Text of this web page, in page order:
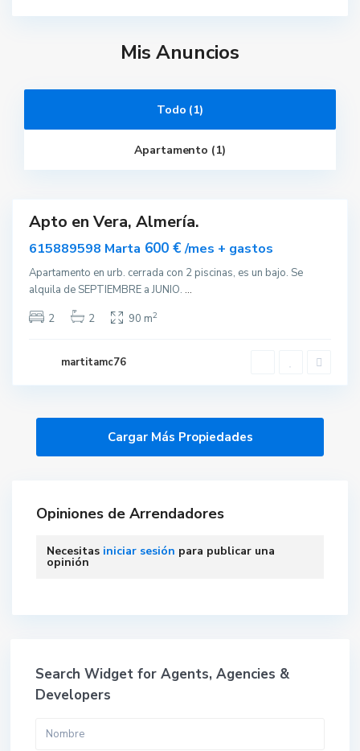
Mis Anuncios
Todo (1)
Apartamento (1)
l
Apto en Vera, Almería.
615889598 Marta 600 €/mes + gastos
Apartamento en urb. cerrada con 2 piscinas, es un bajo. Se
alquila de SEPTIEMBRE a JUNIO. ...
2
2 90 m2
martitamc76
Opiniones de Arrendadores
Necesitas iniciar sesión para publicar una
opinión
Search Widget for Agents, Agencies &
Developers